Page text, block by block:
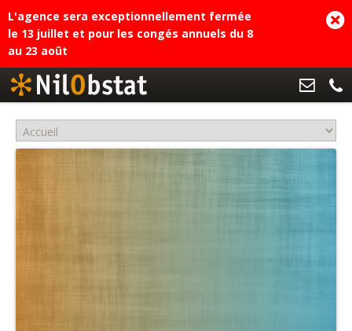
L'agence sera exceptionnellement fermée
le 13 juillet et pour les congés annuels du 8
au 23 août